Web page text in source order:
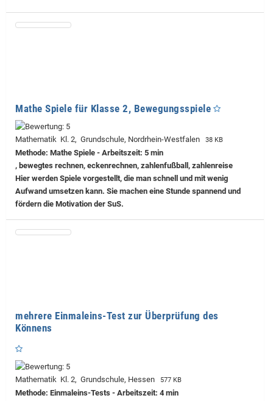
Mathe Spiele für Klasse 2, Bewegungsspiele
Mathematik Kl. 2, Grundschule, Nordrhein-Westfalen 38 KB
Methode: Mathe Spiele - Arbeitszeit: 5 min
, bewegtes rechnen, eckenrechnen, zahlenfußball, zahlenreise
Hier werden Spiele vorgestellt, die man schnell und mit wenig
Aufwand umsetzen kann. Sie machen eine Stunde spannend und
fördern die Motivation der SuS.
mehrere Einmaleins-Test zur Überprüfung des
Könnens
Mathematik Kl. 2, Grundschule, Hessen 577 KB
Methode: Einmaleins-Tests - Arbeitszeit: 4 min